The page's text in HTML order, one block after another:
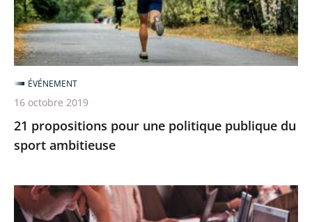
du
sport
ambitieuse
21 propositions pour une politique publique du
sport ambitieuse
ÉVÉNEMENT
16 octobre 2019
Améliorer
et